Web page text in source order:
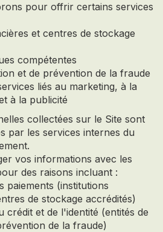
pour offrir certains services
et centres de stockage
compétentes
et de prévention de la fraude
liés au marketing, à la
à la publicité
collectées sur le Site sont
par les services internes du
vos informations avec les
des raisons incluant :
paiements (institutions
de stockage accrédités)
crédit et de l'identité (entités de
de la fraude)